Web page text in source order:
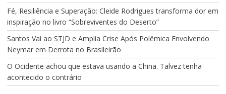
Fé, Resiliência e Superação: Cleide Rodrigues transforma dor em
inspiração no livro “Sobreviventes do Deserto”
Santos Vai ao STJD e Amplia Crise Após Polêmica Envolvendo
Neymar em Derrota no Brasileirão
O Ocidente achou que estava usando a China. Talvez tenha
acontecido o contrário